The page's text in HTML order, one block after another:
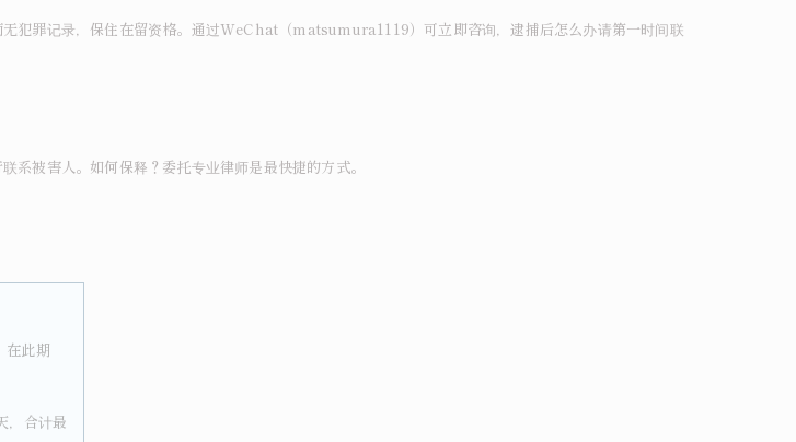
犯罪记录，保住在留资格。通过WeChat（matsumura1119）可立即咨询，逮捕后怎么办请第一时间联
系被害人。如何保释？委托专业律师是最快捷的方式。
在此期
，合计最